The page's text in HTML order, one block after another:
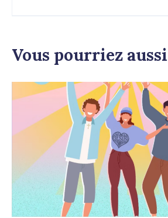
Vous pourriez